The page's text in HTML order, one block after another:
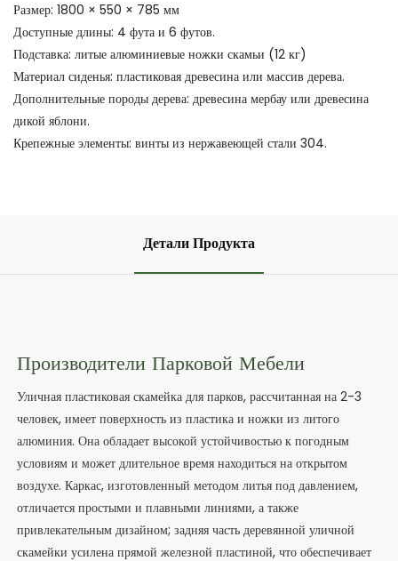
Размер: 1800 × 550 × 785 мм
Доступные длины: 4 фута и 6 футов.
Подставка: литые алюминиевые ножки скамьи (12 кг)
Материал сиденья: пластиковая древесина или массив дерева.
Дополнительные породы дерева: древесина мербау или древесина
дикой яблони.
Крепежные элементы: винты из нержавеющей стали 304.
Детали Продукта
Производители Парковой Мебели
Уличная пластиковая скамейка для парков, рассчитанная на 2-3
человек, имеет поверхность из пластика и ножки из литого
алюминия. Она обладает высокой устойчивостью к погодным
условиям и может длительное время находиться на открытом
воздухе. Каркас, изготовленный методом литья под давлением,
отличается простыми и плавными линиями, а также
привлекательным дизайном; задняя часть деревянной уличной
скамейки усилена прямой железной пластиной, что обеспечивает